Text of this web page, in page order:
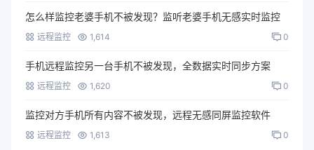
怎么样监控老婆手机不被发现？监听老婆手机无感实时监控
远程监控 1,614 0
手机远程监控另一台手机不被发现，全数据实时同步方案
远程监控 1,620 0
监控对方手机所有内容不被发现，远程无感同屏监控软件
远程监控 1,613 0